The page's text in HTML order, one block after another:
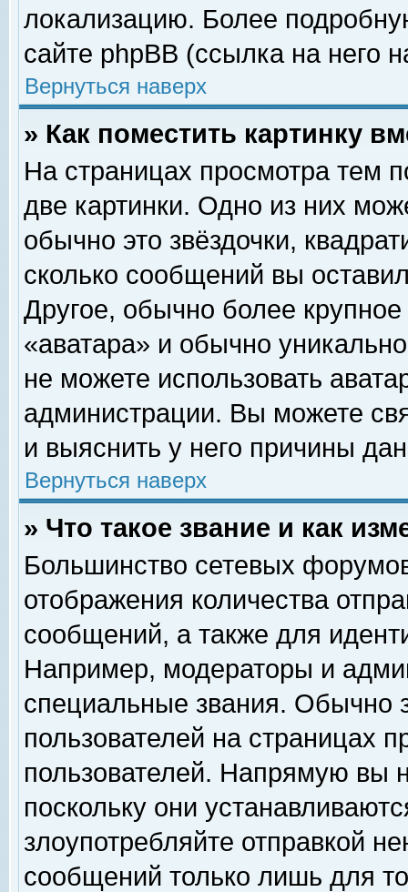
локализацию. Более
сайте phpBB (ссылка на него
Вернуться наверх
» Как поместить картинку
На страницах просмотра тем
две картинки. Одно из них
обычно это звёздочки,
сколько сообщений вы
Другое, обычно более
«аватара» и обычно
не можете использовать
администрации. Вы можете
и выяснить у него причины
Вернуться наверх
» Что такое звание и как
Большинство сетевых
отображения количества
сообщений, а также для
Например, модераторы и
специальные звания. Обычно
пользователей на страницах
пользователей. Напрямую вы
поскольку они
злоупотребляйте отправкой
сообщений только лишь для